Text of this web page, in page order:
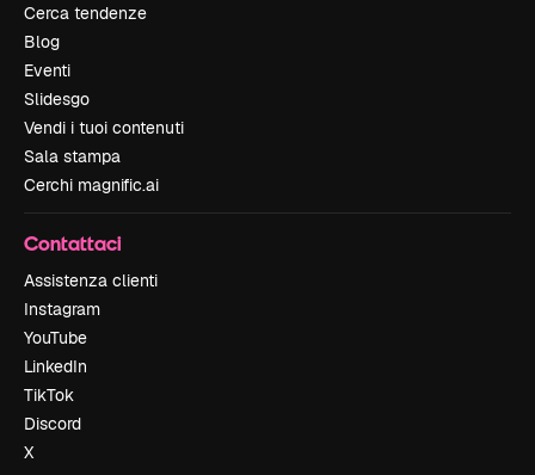
Cerca tendenze
Blog
Eventi
Slidesgo
Vendi i tuoi contenuti
Sala stampa
Cerchi magnific.ai
Contattaci
Assistenza clienti
Instagram
YouTube
LinkedIn
TikTok
Discord
X